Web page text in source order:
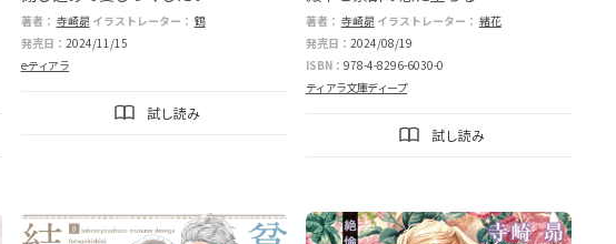
著者： 寺崎昴 イラストレーター： 鶴
発売日： 2024/11/15
e-ティアラ
試し読み
著者： 寺崎昴 イラストレーター： 緒花
発売日： 2024/08/19
ISBN： 978-4-8296-6030-0
ティアラ文庫ディープ
試し読み